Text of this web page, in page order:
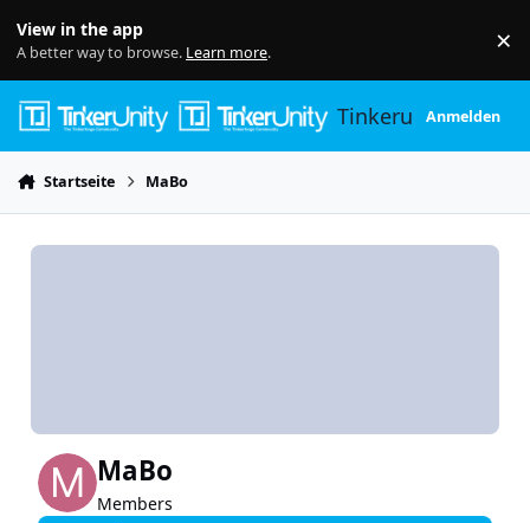
View in the app
A better way to browse. Learn more. ×
TinkerunityAnmelden
Startseite MaBo
MaBo
Members